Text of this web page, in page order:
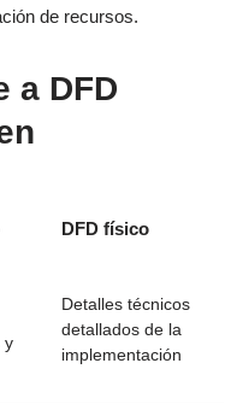
de recursos.
a DFD
DFD físico
y
Detalles técnicos
detallados de la
implementación